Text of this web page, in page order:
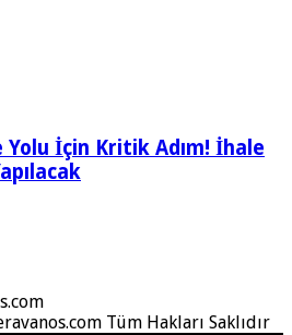
Yolu İçin Kritik Adım! İhale
Tüm Hakları Saklıdır